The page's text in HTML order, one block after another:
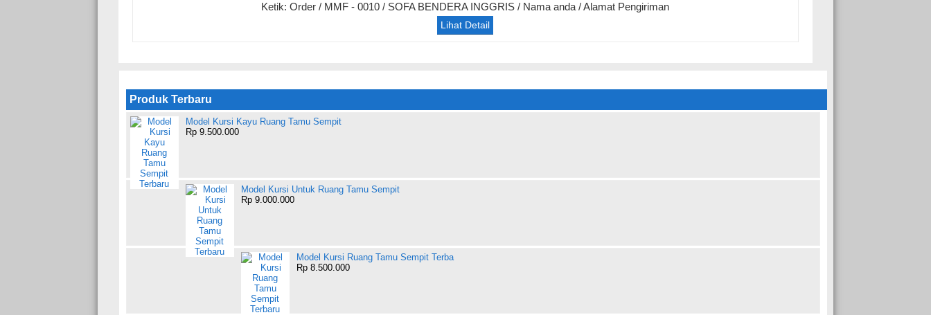
Ketik: Order / MMF - 0010 / SOFA BENDERA INGGRIS / Nama anda / Alamat Pengiriman
Lihat Detail
Produk Terbaru
Model Kursi Kayu Ruang Tamu Sempit
Rp 9.500.000
Model Kursi Untuk Ruang Tamu Sempit
Rp 9.000.000
Model Kursi Ruang Tamu Sempit Terba
Rp 8.500.000